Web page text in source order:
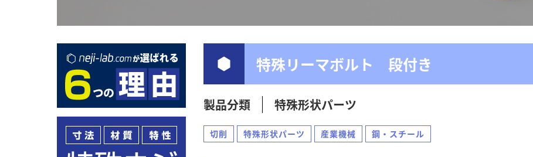
特殊リーマボルト 段付き
製品分類 特殊形状パーツ
切削 特殊形状パーツ 産業機械 鋼・スチール